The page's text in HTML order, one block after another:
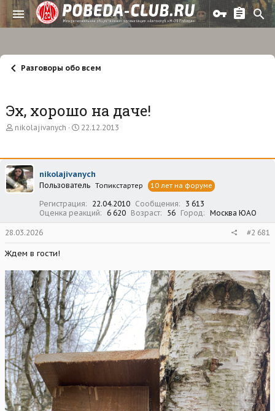
Разговоры обо всем
Эх, хорошо на даче!
А
о
р
т
е
nikolajivanych
Д
а
а
ч
л
а
22.12.2013
nikolajivanych
Пользователь Топикстартер 10 лет на форуме
Регистрация 22.04.2010 Сообщения
3 613
Оценка реакций
6 620 Возраст 56 Город Москва ЮАО
28.03.2026 #2 681
Ждем в гости!